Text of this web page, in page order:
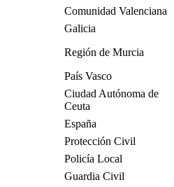
Comunidad Valenciana
Galicia
Región de Murcia
País Vasco
Ciudad Autónoma de
Ceuta
España
Protección Civil
Policía Local
Guardia Civil